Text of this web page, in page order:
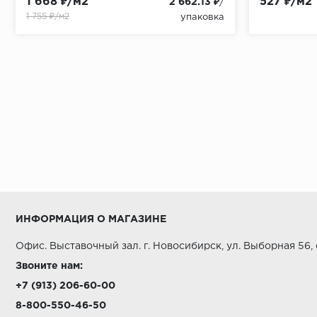
1 755 ₽/м2
2 662.13 ₽/
упаковка
ИНФОРМАЦИЯ О МАГАЗИНЕ
Офис. Выставочный зал. г. Новосибирск, ул. Выборная 56,
Звоните нам:
+7 (913) 206-60-00
8-800-550-46-50